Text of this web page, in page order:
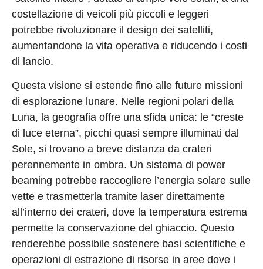
costellazione di veicoli più piccoli e leggeri
potrebbe rivoluzionare il design dei satelliti,
aumentandone la vita operativa e riducendo i costi
di lancio.
Questa visione si estende fino alle future missioni
di esplorazione lunare. Nelle regioni polari della
Luna, la geografia offre una sfida unica: le “creste
di luce eterna”, picchi quasi sempre illuminati dal
Sole, si trovano a breve distanza da crateri
perennemente in ombra. Un sistema di power
beaming potrebbe raccogliere l’energia solare sulle
vette e trasmetterla tramite laser direttamente
all’interno dei crateri, dove la temperatura estrema
permette la conservazione del ghiaccio. Questo
renderebbe possibile sostenere basi scientifiche e
operazioni di estrazione di risorse in aree dove i